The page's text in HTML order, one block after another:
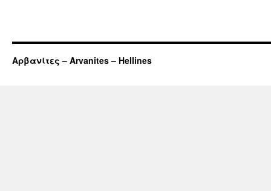
Αρβανίτες – Arvanites – Hellines